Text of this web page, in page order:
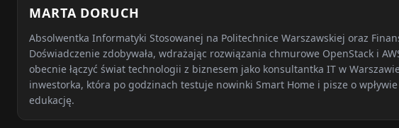
MARTA DORUCH
Absolwentka Informatyki Stosowanej na Politechnice Warszawskiej oraz
Doświadczenie zdobywała, wdrażając rozwiązania chmurowe OpenStack i
obecnie łączyć świat technologii z biznesem jako konsultantka IT w
inwestorka, która po godzinach testuje nowinki Smart Home i pisze o
edukację.